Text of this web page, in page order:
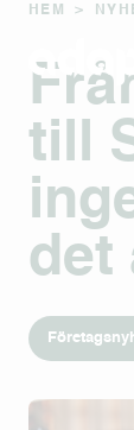
HEM >
till
det